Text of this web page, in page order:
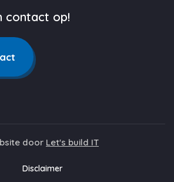
contact op!
door Let's build IT
Disclaimer